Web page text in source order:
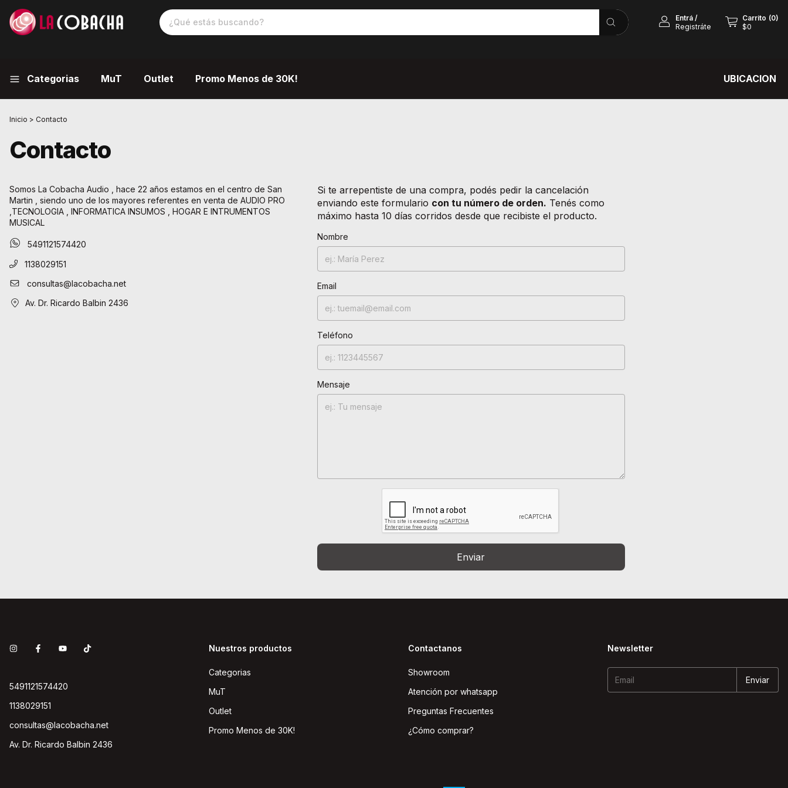
Entrá/
Registráte
Carrito (0)
$0
Categorias MuT Outlet Promo Menos de 30K! UBICACION
Inicio > Contacto
Contacto
Somos La Cobacha Audio , hace 22 años estamos en el centro de San
Martin , siendo uno de los mayores referentes en venta de AUDIO PRO
,TECNOLOGIA , INFORMATICA INSUMOS , HOGAR E INTRUMENTOS
MUSICAL
5491121574420
1138029151
consultas@lacobacha.net
Av. Dr. Ricardo Balbin 2436
Si te arrepentiste de una compra, podés pedir la cancelación
enviando este formulario con tu número de orden. Tenés como
máximo hasta 10 días corridos desde que recibiste el producto.
Nombre
Email
Teléfono
Mensaje
Enviar
5491121574420
1138029151
consultas@lacobacha.net
Av. Dr. Ricardo Balbin 2436
Nuestros productos
Categorias
MuT
Outlet
Promo Menos de 30K!
Contactanos
Showroom
Atención por whatsapp
Preguntas Frecuentes
¿Cómo comprar?
Newsletter